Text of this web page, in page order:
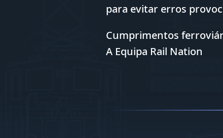
para evitar erros
Cumprimentos
A Equipa Rail Nation